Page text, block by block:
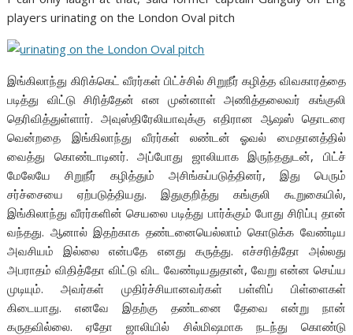
players urinating on the London Oval pitch
இங்கிலாந்து கிரிக்கெட் வீரர்கள் பிட்ச்சில் சிறுநீர் கழித்த விவகாரத்தை
படித்து விட்டு சிரித்தேன் என முன்னாள் அணித்தலைவர் கங்குலி
தெரிவித்துள்ளார். அவுஸ்திரேலியாவுக்கு எதிரான ஆஷஸ் தொடரை
வென்றதை இங்கிலாந்து வீரர்கள் லண்டன் ஓவல் மைதானத்தில்
வைத்து கொண்டாடினர். அப்போது ஜாலியாக இருந்ததுடன், பிட்ச்
மேலேயே சிறுநீர் கழித்தும் அசிங்கப்படுத்தினர், இது பெரும்
சர்ச்சையை ஏற்படுத்தியது. இதுகுறித்து கங்குலி கூறுகையில்,
இங்கிலாந்து வீரர்களின் செயலை படித்து பார்க்கும் போது சிரிப்பு தான்
வந்தது. ஆனால் இதற்காக தண்டனையெல்லாம் கொடுக்க வேண்டிய
அவசியம் இல்லை என்பதே எனது கருத்து. எச்சரித்தோ அல்லது
அபராதம் விதித்தோ விட்டு விட வேண்டியதுதான், வேறு என்ன செய்ய
முடியும். அவர்கள் முதிர்ச்சியானவர்கள் பள்ளிப் பிள்ளைகள்
கிடையாது. எனவே இதற்கு தண்டனை தேவை என்று நான்
கருதவில்லை. ஏதோ ஜாலியில் சில்மிஷமாக நடந்து கொண்டு